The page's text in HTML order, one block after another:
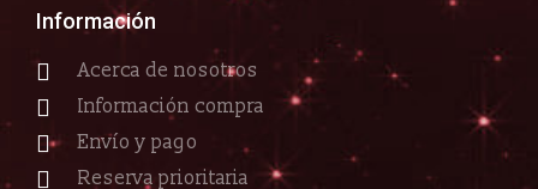
Información
Acerca de nosotros
Información compra
Envío y pago
Reserva prioritaria